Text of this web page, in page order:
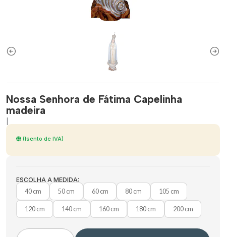
Nossa Senhora de Fátima Capelinha
madeira
(Isento de IVA)
ESCOLHA A MEDIDA:
40 cm
50 cm 60 cm 80 cm 105 cm
120 cm 140 cm 160 cm 180 cm 200 cm